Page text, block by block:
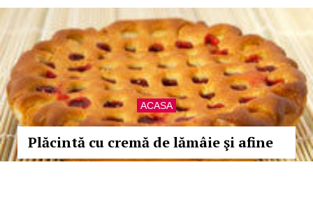
ACASA
Plăcintă cu cremă de lămâie şi afine